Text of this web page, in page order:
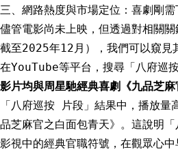
三、網路熱度與市場定位：喜劇剛
儘管電影尚未上映，但透過對相關
截至2025年12月），我們可以窺見
在YouTube等平台，搜尋「八府巡
影片均與周星馳經典喜劇《九品芝
「八府巡按 片段」結果中，播放
品芝麻官之白面包青天》。這說明「
影視中的經典官職符號，在觀眾心中